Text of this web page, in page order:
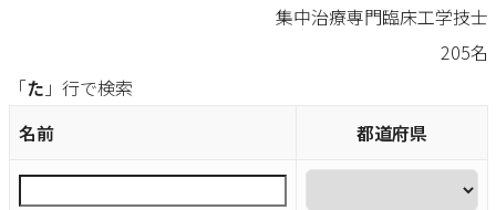
集中治療専門臨床工学技士
205名
「た 」行で検索
名前
都道府県